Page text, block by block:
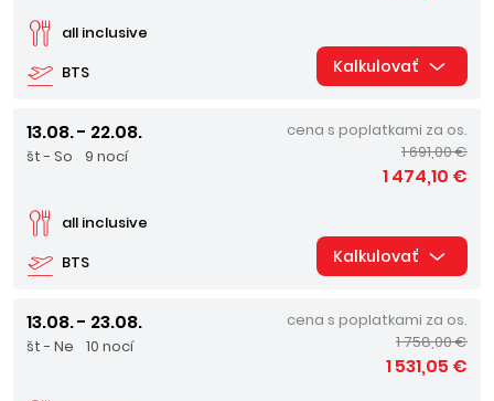
BTS
all inclusive
Kalkulovať
13.08. - 22.08.
št - So 9 nocí
BTS
all inclusive
cena s poplatkami za os.
1 691,00 €
1 474,10 €
Kalkulovať
13.08. - 23.08.
št - Ne 10 nocí
cena s poplatkami za os.
1 758,00 €
1 531,05 €